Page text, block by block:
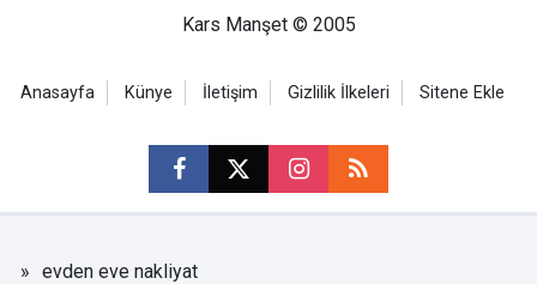
Kars Manşet © 2005
Anasayfa Künye İletişim Gizlilik İlkeleri Sitene Ekle
evden eve nakliyat